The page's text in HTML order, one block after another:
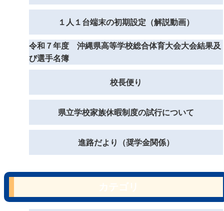
１人１台端末の初期設定（解説動画）
令和７年度 沖縄県高等学校総合体育大会大会結果及
び選手名簿
校長便り
県立学校家族休暇制度の試行について
進路だより（奨学金関係）